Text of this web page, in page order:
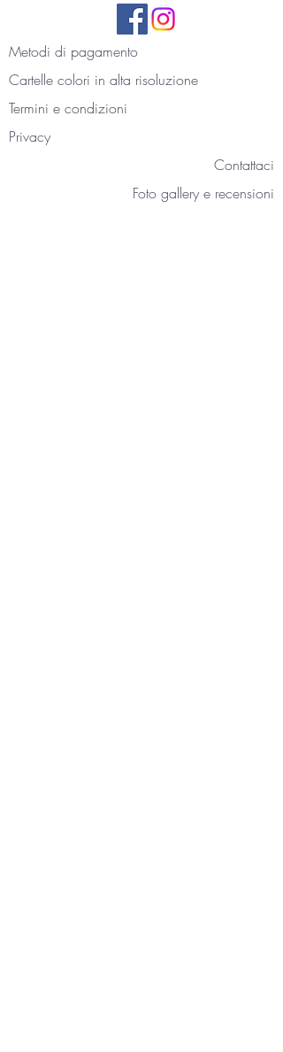
Metodi di pagamento
Cartelle colori in alta risoluzione
Termini e condizioni
Privacy
Contattaci
Foto gallery e recensioni